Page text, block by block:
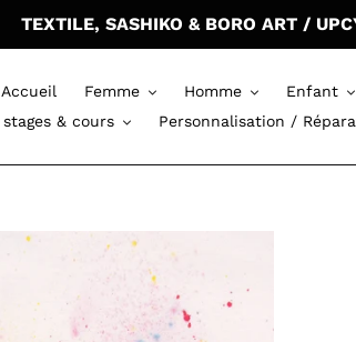
TEXTILE, SASHIKO & BORO ART /
Accueil Femme Homme Enfant
& cours
Personnalisation /